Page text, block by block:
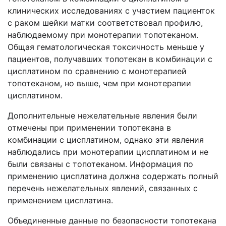
клинических исследованиях с участием пациенток
с раком шейки матки соответствовал профилю,
наблюдаемому при монотерапии топотеканом.
Общая гематологическая токсичность меньше у
пациентов, получавших топотекан в комбинации с
цисплатином по сравнению с монотерапией
топотеканом, но выше, чем при монотерапии
цисплатином.
Дополнительные нежелательные явления были
отмечены при применении топотекана в
комбинации с цисплатином, однако эти явления
наблюдались при монотерапии цисплатином и не
были связаны с топотеканом. Информация по
применению цисплатина должна содержать полный
перечень нежелательных явлений, связанных с
применением цисплатина.
Объединенные данные по безопасности топотекана